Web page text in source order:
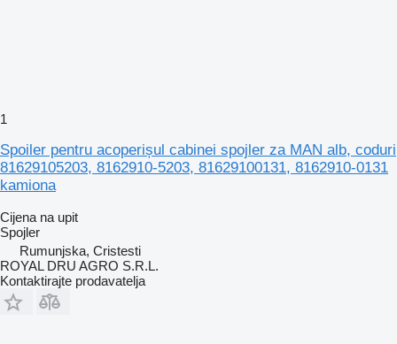
1
Spoiler pentru acoperișul cabinei spojler za MAN alb, coduri
81629105203, 8162910-5203, 81629100131, 8162910-0131
kamiona
Cijena na upit
Spojler
Rumunjska, Cristesti
ROYAL DRU AGRO S.R.L.
Kontaktirajte prodavatelja